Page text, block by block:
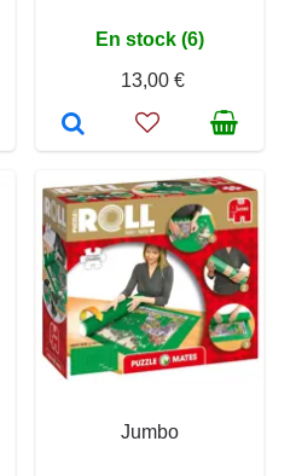
En stock (6)
13,00 €
Jumbo